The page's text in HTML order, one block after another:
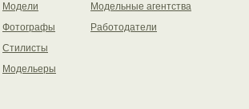
Модели
Фотографы
Стилисты
Модельеры
Модельные агентства
Работодатели